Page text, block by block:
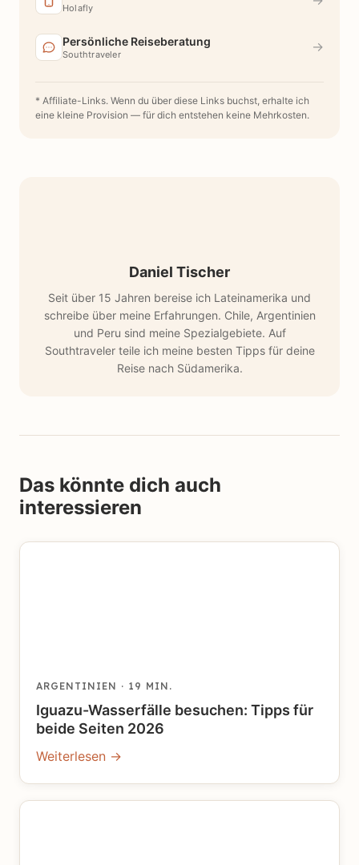
Holafly
Persönliche Reiseberatung
Southtraveler →
* Affiliate-Links. Wenn du über diese Links buchst, erhalte ich
eine kleine Provision — für dich entstehen keine Mehrkosten.
Daniel Tischer
Seit über 15 Jahren bereise ich Lateinamerika und
schreibe über meine Erfahrungen. Chile, Argentinien
und Peru sind meine Spezialgebiete. Auf
Southtraveler teile ich meine besten Tipps für deine
Reise nach Südamerika.
Das könnte dich auch
interessieren
ARGENTINIEN · 19 MIN.
Iguazu-Wasserfälle besuchen: Tipps für
beide Seiten 2026
Weiterlesen →